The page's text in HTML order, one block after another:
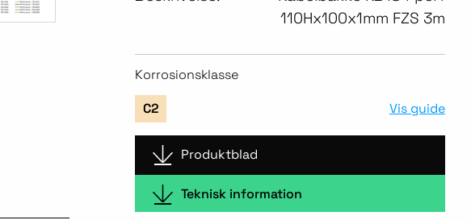
110Hx100x1mm FZS 3m
Korrosionsklasse
C2 Vis guide
Produktblad
Teknisk information